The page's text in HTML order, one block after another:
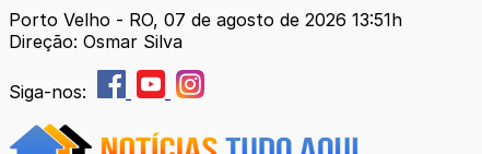
Porto Velho - RO, 07 de agosto de 2026 13:51h
Direção: Osmar Silva
Siga-nos: